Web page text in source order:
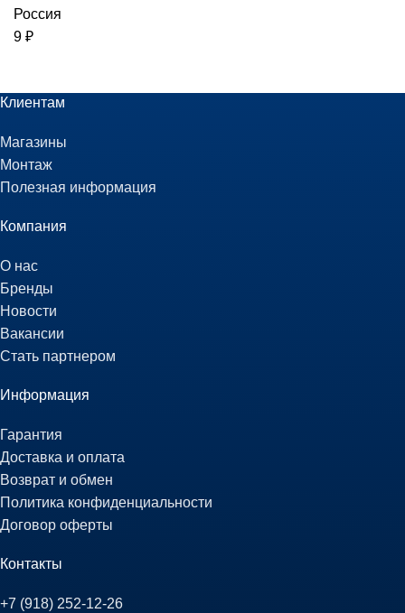
Россия
9 ₽
Клиентам
Магазины
Монтаж
Полезная информация
Компания
О нас
Бренды
Новости
Вакансии
Стать партнером
Информация
Гарантия
Доставка и оплата
Возврат и обмен
Политика конфиденциальности
Договор оферты
Контакты
+7 (918) 252-12-26